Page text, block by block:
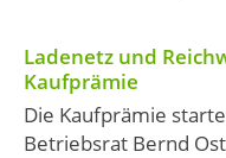
Ladenetz und
Kaufprämie
Die Kaufprämie
Betriebsrat Bernd